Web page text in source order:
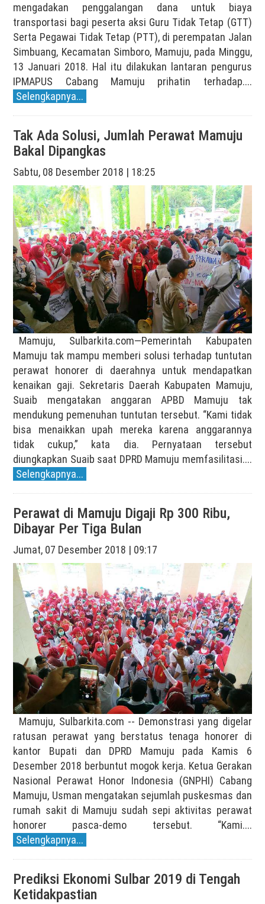
mengadakan penggalangan dana untuk biaya
transportasi bagi peserta aksi Guru Tidak Tetap (GTT)
Serta Pegawai Tidak Tetap (PTT), di perempatan Jalan
Simbuang, Kecamatan Simboro, Mamuju, pada Minggu,
13 Januari 2018. Hal itu dilakukan lantaran pengurus
IPMAPUS Cabang Mamuju prihatin terhadap....
Selengkapnya...
Tak Ada Solusi, Jumlah Perawat Mamuju
Bakal Dipangkas
Sabtu, 08 Desember 2018 | 18:25
Mamuju, Sulbarkita.com—Pemerintah Kabupaten
Mamuju tak mampu memberi solusi terhadap tuntutan
perawat honorer di daerahnya untuk mendapatkan
kenaikan gaji. Sekretaris Daerah Kabupaten Mamuju,
Suaib mengatakan anggaran APBD Mamuju tak
mendukung pemenuhan tuntutan tersebut. “Kami tidak
bisa menaikkan upah mereka karena anggarannya
tidak cukup,” kata dia. Pernyataan tersebut
diungkapkan Suaib saat DPRD Mamuju memfasilitasi....
Selengkapnya...
Perawat di Mamuju Digaji Rp 300 Ribu,
Dibayar Per Tiga Bulan
Jumat, 07 Desember 2018 | 09:17
Mamuju, Sulbarkita.com -- Demonstrasi yang digelar
ratusan perawat yang berstatus tenaga honorer di
kantor Bupati dan DPRD Mamuju pada Kamis 6
Desember 2018 berbuntut mogok kerja. Ketua Gerakan
Nasional Perawat Honor Indonesia (GNPHI) Cabang
Mamuju, Usman mengatakan sejumlah puskesmas dan
rumah sakit di Mamuju sudah sepi aktivitas perawat
honorer pasca-demo tersebut. “Kami....
Selengkapnya...
Prediksi Ekonomi Sulbar 2019 di Tengah
Ketidakpastian